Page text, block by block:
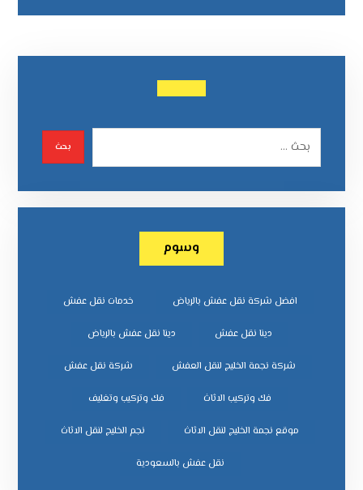
وسوم
افضل شركة نقل عفش بالرياض خدمات نقل عفش
دينا نقل عفش دينا نقل عفش بالرياض
شركة نجمة الخليج لنقل العفش شركة نقل عفش
فك وتركيب الاثاث فك وتركيب وتغليف
موقع نجمة الخليج لنقل الاثاث نجم الخليج لنقل الاثاث
نقل عفش بالسعودية